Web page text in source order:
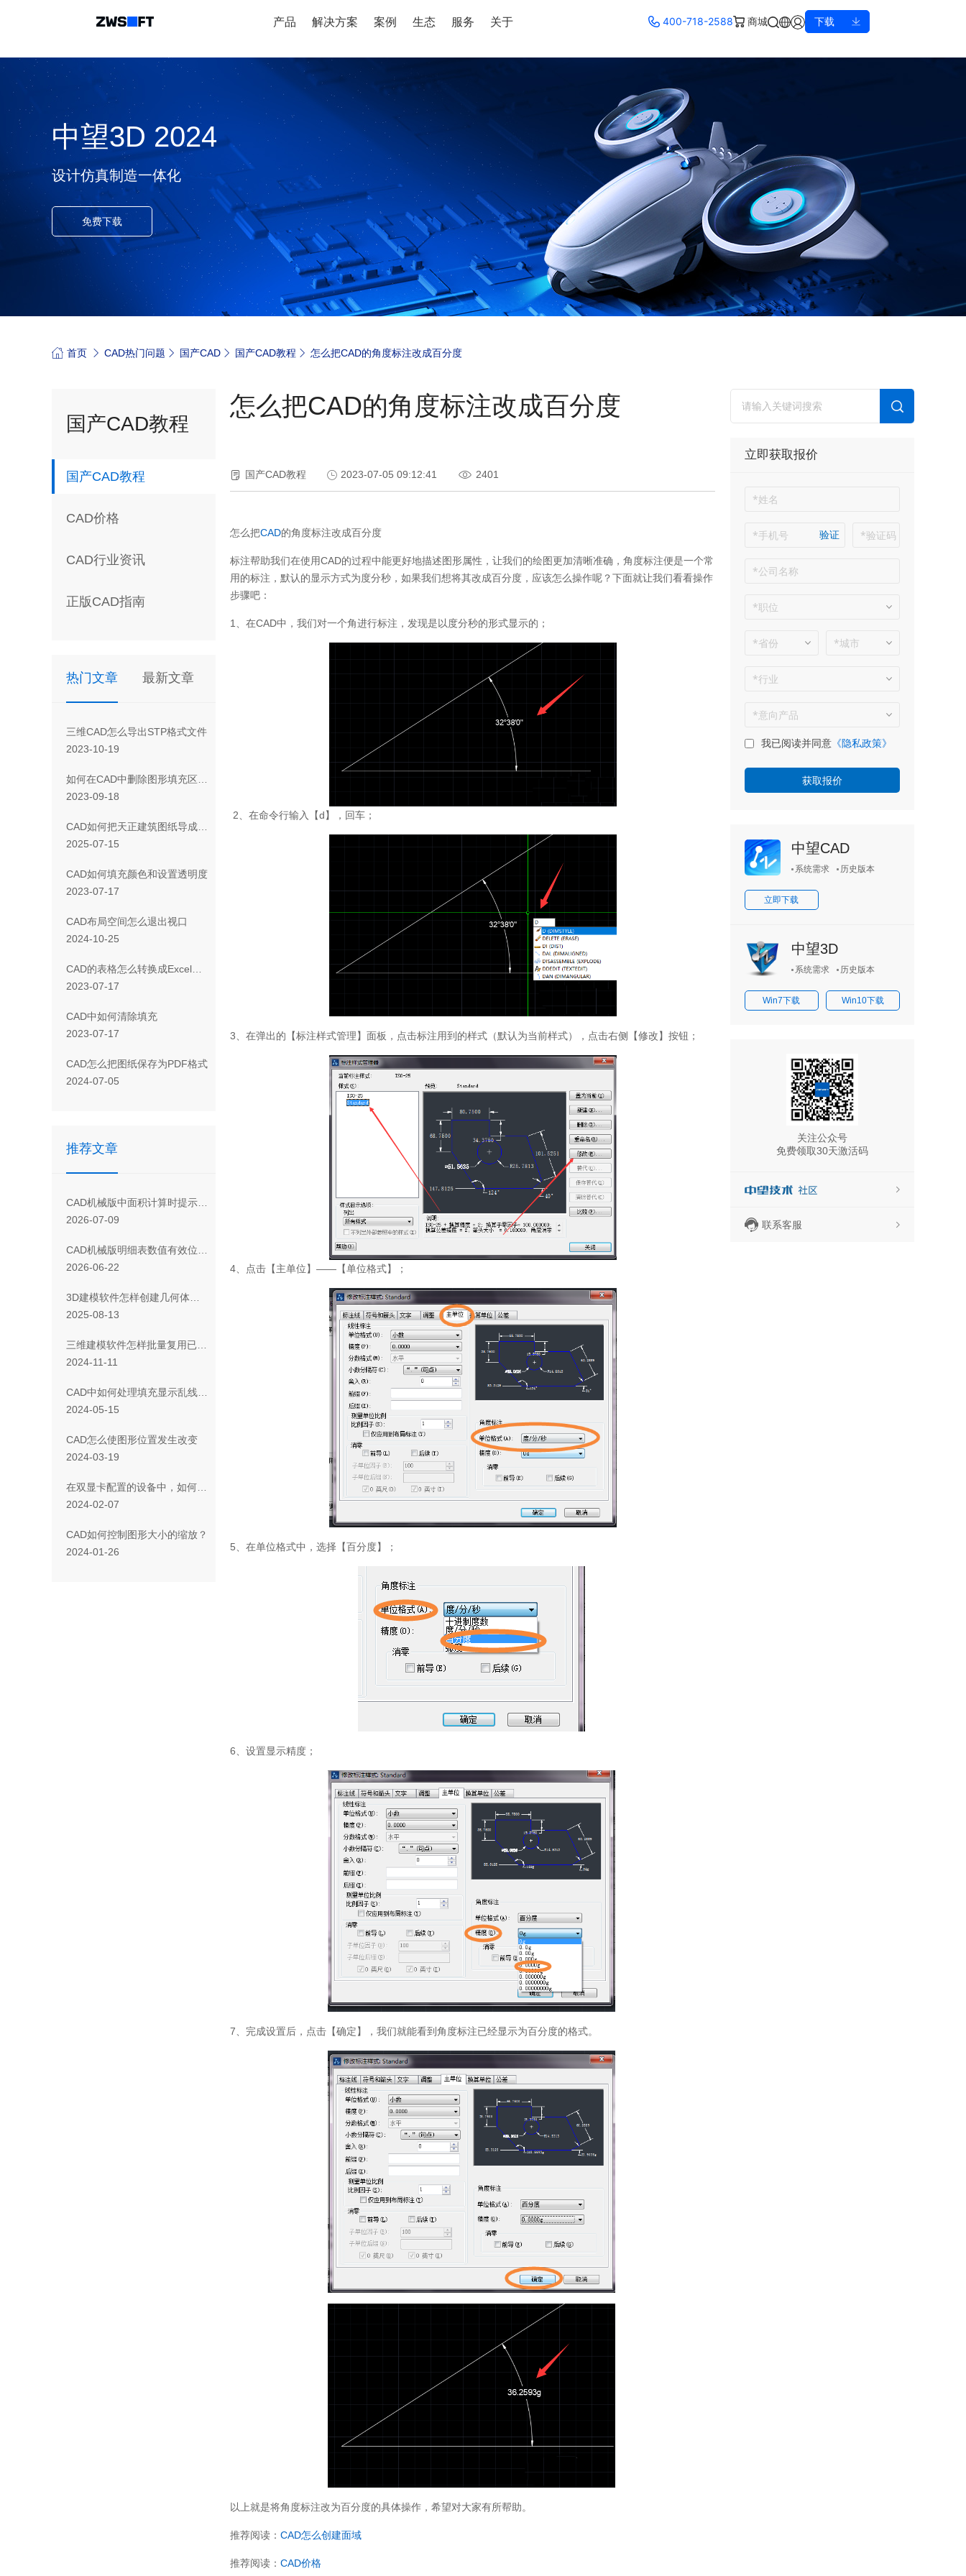
产品 解决方案 案例 生态 服务 关于 400-718-2588 商城 下载
中望3D 2024
设计仿真制造一体化
免费下载
首页 CAD热门问题 国产CAD 国产CAD教程 怎么把CAD的角度标注改成百分度
国产CAD教程
国产CAD教程
CAD价格
CAD行业资讯
正版CAD指南
热门文章 最新文章
三维CAD怎么导出STP格式文件
2023-10-19
如何在CAD中删除图形填充区域的一部分
2023-09-18
CAD如何把天正建筑图纸导成天正T3/T8/T9格式版本
2025-07-15
CAD如何填充颜色和设置透明度
2023-07-17
CAD布局空间怎么退出视口
2024-10-25
CAD 的表格怎么转换成Excel表格
2023-07-17
CAD 中如何清除填充
2023-07-17
CAD怎么把图纸保存为PDF格式
2024-07-05
推荐文章
CAD机械版中面积计算时提示忽略孤岛的含义及选择方法
2026-07-09
CAD机械版明细表数值有效位数的条件格式设置技巧
2026-06-22
3D建模软件怎样创建几何体的不等距阵列
2025-08-13
三维建模软件怎样批量复用已创建的映射键
2024-11-11
CAD中如何处理填充显示乱线的情况
2024-05-15
CAD怎么使图形位置发生改变
2024-03-19
在双显卡配置的设备中，如何设置三维CAD默认匹配的显卡？
2024-02-07
CAD如何控制图形大小的缩放？
2024-01-26
怎么把CAD的角度标注改成百分度
国产CAD教程 2023-07-05 09:12:41 2401
怎么把CAD的角度标注改成百分度
标注帮助我们在使用CAD的过程中能更好地描述图形属性，让我们的绘图更加清晰准确，角度标注便是一个常
用的标注，默认的显示方式为度分秒，如果我们想将其改成百分度，应该怎么操作呢？下面就让我们看看操作
步骤吧：
1、在CAD中，我们对一个角进行标注，发现是以度分秒的形式显示的；
2、在命令行输入【d】，回车；
3、在弹出的【标注样式管理】面板，点击标注用到的样式（默认为当前样式），点击右侧【修改】按钮；
4、点击【主单位】——【单位格式】；
5、在单位格式中，选择【百分度】；
6、设置显示精度；
7、完成设置后，点击【确定】，我们就能看到角度标注已经显示为百分度的格式。
以上就是将角度标注改为百分度的具体操作，希望对大家有所帮助。
推荐阅读： CAD怎么创建面域
推荐阅读： CAD价格
立即获取报价
验证
我已阅读并同意 《隐私政策》
中望CAD
系统需求 历史版本
立即下载
中望3D
系统需求 历史版本
Win7下载 Win10下载
关注公众号
免费领取30天激活码
联系客服